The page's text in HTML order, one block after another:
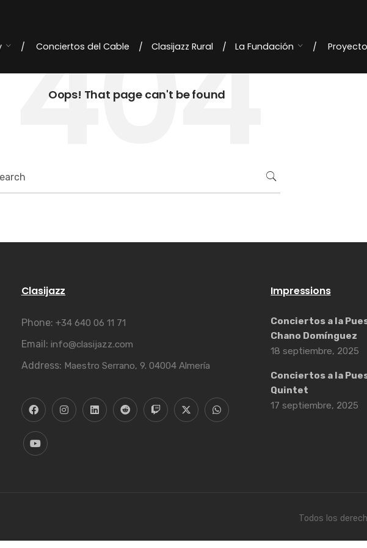
Conciertos del Cable Clasijazz Rural La Fundación
404
Oops! That page can't be found
Clasijazz
Phone: +34 640 06 11 71
Email: info@clasijazz.com
Address: Maestro Serrano, 9. 04004 Almería
Impressions
Conciertos a la
Chano Domínguez
18 septiembre, 2025
Conciertos a la
Quintet
17 septiembre, 2025
Todos los